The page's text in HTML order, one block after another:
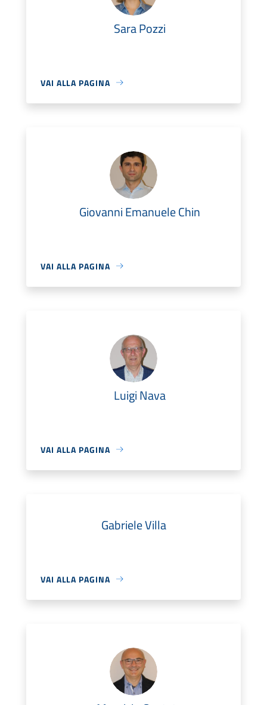
Sara Pozzi
VAI ALLA PAGINA
Giovanni Emanuele Chin
VAI ALLA PAGINA
Luigi Nava
VAI ALLA PAGINA
Gabriele Villa
VAI ALLA PAGINA